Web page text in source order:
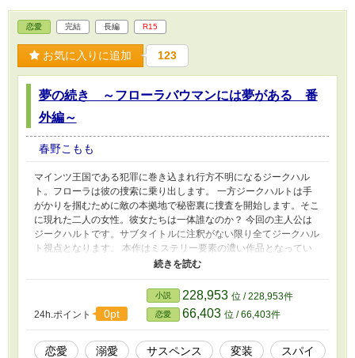
恋愛 完結 長編 R15
お気に入りに追加 123
夢の続き ～フローラバウマンには夢がある 番
外編～
春野こもも
マインツ王国である犯罪に巻き込まれ行方不明になるジークハル
ト。フローラは彼の捜索に乗り出します。 一方ジークハルトは手
がかりを掴むために敵の本拠地で秘密裏に捜査を開始します。そこ
に現れた二人の女性。彼女たちは一体誰なのか？ 今回の主人公は
ジークハルトです。サブタイトルに注釈がない限り全てジークハル
ト視点となります。 本作はミステリー要素の濃い作品となってい
ます。予めご了承ください。 そして『フローラ=バウマンには夢が
24h.ポイント 0pt
小説 228,953 位 / 228,953件
恋愛 66,403 位 / 66,403件
恋愛 溺愛 サスペンス 変装
スパイ